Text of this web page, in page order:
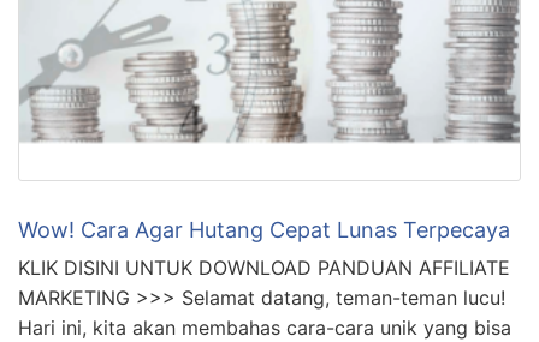
Wow! Cara Agar Hutang Cepat Lunas Terpecaya
KLIK DISINI UNTUK DOWNLOAD PANDUAN AFFILIATE
MARKETING >>> Selamat datang, teman-teman lucu!
Hari ini, kita akan membahas cara-cara unik yang bisa